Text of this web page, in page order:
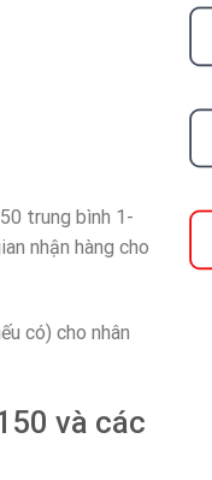
trung bình 1-
nhận hàng cho
có) cho nhân
và các